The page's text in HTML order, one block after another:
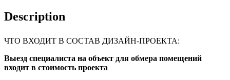
Description
ЧТО ВХОДИТ В СОСТАВ ДИЗАЙН-ПРОЕКТА:
Выезд специалиста на объект для обмера помещений
входит в стоимость проекта